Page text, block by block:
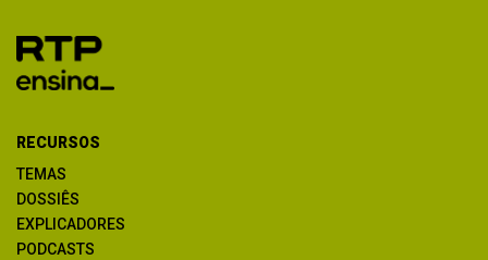
RECURSOS
TEMAS
DOSSIÊS
EXPLICADORES
PODCASTS